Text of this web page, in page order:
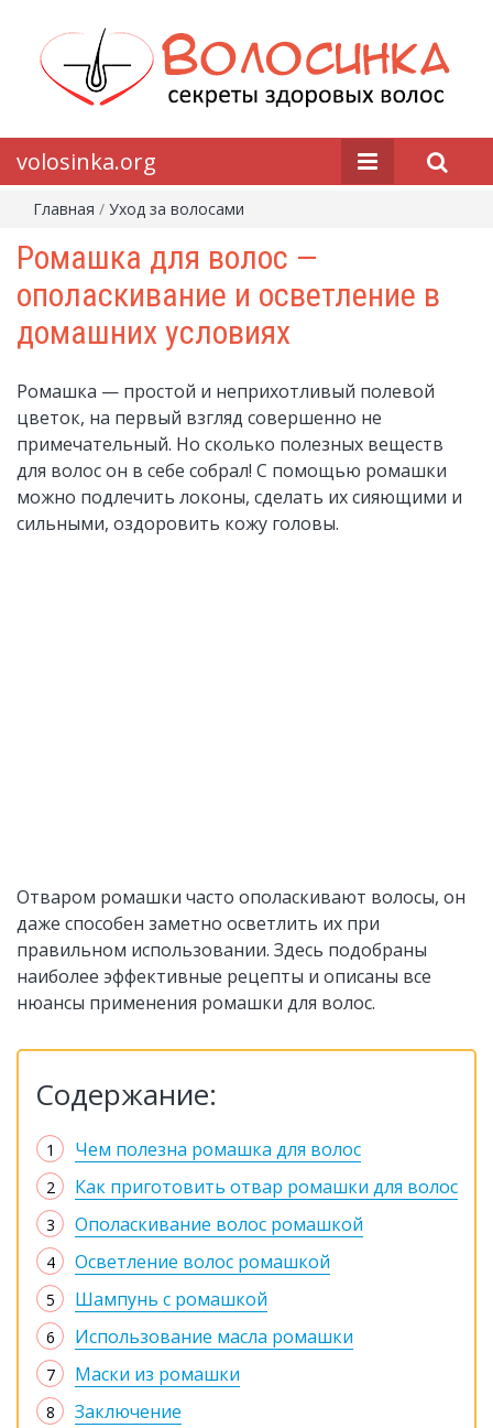
volosinka.org
Главная / Уход за волосами
Ромашка для волос —
ополаскивание и осветление в
домашних условиях
Ромашка — простой и неприхотливый полевой
цветок, на первый взгляд совершенно не
примечательный. Но сколько полезных веществ
для волос он в себе собрал! С помощью ромашки
можно подлечить локоны, сделать их сияющими и
сильными, оздоровить кожу головы.
Отваром ромашки часто ополаскивают волосы, он
даже способен заметно осветлить их при
правильном использовании. Здесь подобраны
наиболее эффективные рецепты и описаны все
нюансы применения ромашки для волос.
Содержание:
Чем полезна ромашка для волос
Как приготовить отвар ромашки для волос
Ополаскивание волос ромашкой
Осветление волос ромашкой
Шампунь с ромашкой
Использование масла ромашки
Маски из ромашки
Заключение